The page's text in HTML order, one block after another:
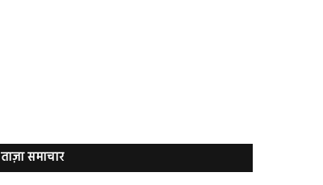
ताज़ा समाचार